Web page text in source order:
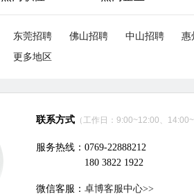
东莞招聘 佛山招聘 中山招聘
惠
更多地区
联系方式 （工作日：9:00~12:00、
服务热线：0769-22888212
180 3822 1922
微信客服： 卓博客服中心>>